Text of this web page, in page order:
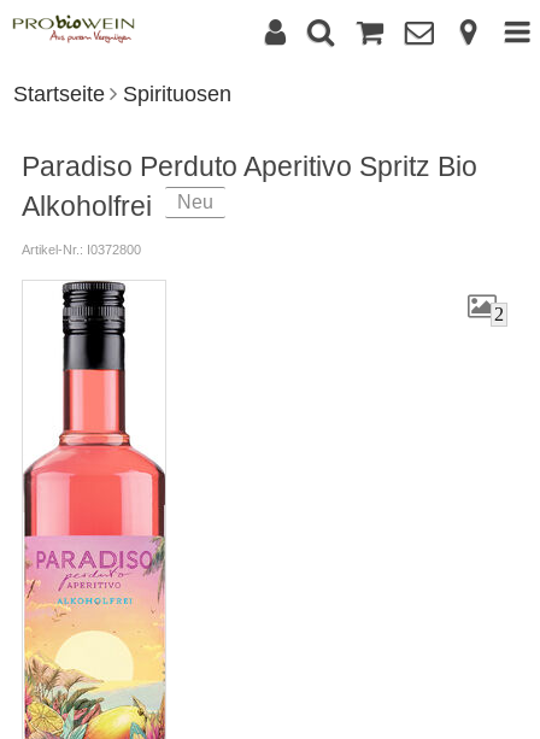
Startseite Spirituosen
Paradiso Perduto Aperitivo Spritz Bio
Alkoholfrei
Neu
Artikel-Nr.: I0372800
2